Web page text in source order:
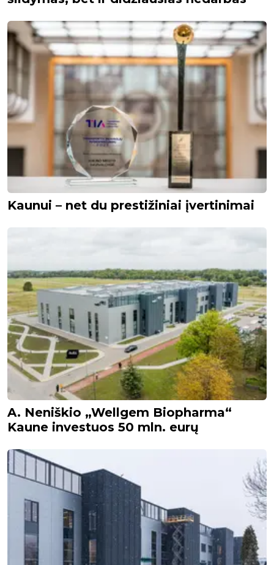
Kaunui – net du prestižiniai įvertinimai
A. Neniškio „Wellgem Biopharma“
Kaune investuos 50 mln. eurų